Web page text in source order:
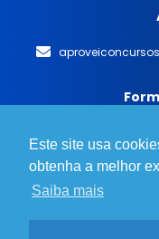
Este site usa
obtenha a melhor
Saiba mais
© 2025 Aprovei